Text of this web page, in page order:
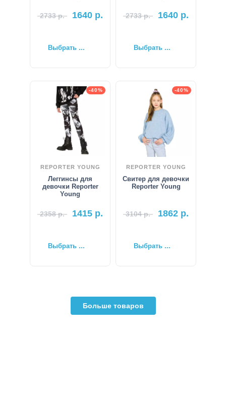
2733р. 1640 р.
Выбрать ...
2733р. 1640 р.
Выбрать ...
-40%
REPORTER YOUNG
Леггинсы для
девочки Reporter
Young
2358р. 1415 р.
Выбрать ...
-40%
REPORTER YOUNG
Свитер для девочки
Reporter Young
3104р. 1862 р.
Выбрать ...
Больше товаров